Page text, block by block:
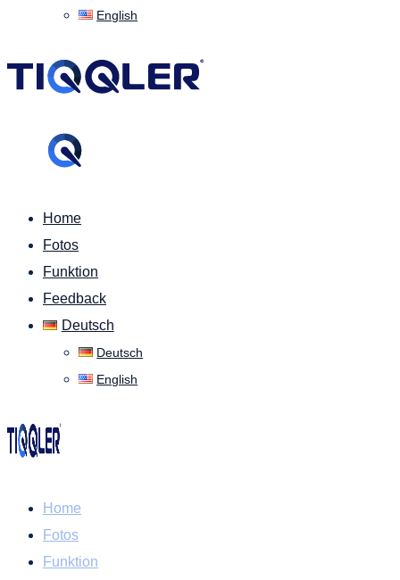
English
Home
Fotos
Funktion
Feedback
Deutsch
Deutsch
English
Home
Fotos
Funktion